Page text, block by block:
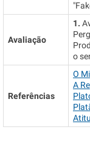
Avaliação
1.
o
Referências
O
A